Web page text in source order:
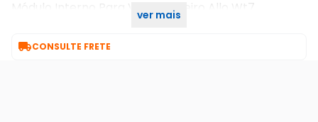
Módulo Interno Para Videoporteiro Allo Wt7
ver mais
CONSULTE FRETE